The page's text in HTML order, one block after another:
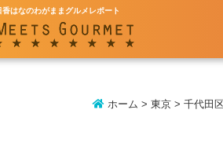
はなのわがままグルメレポート
ホーム > 東京 > 千代田